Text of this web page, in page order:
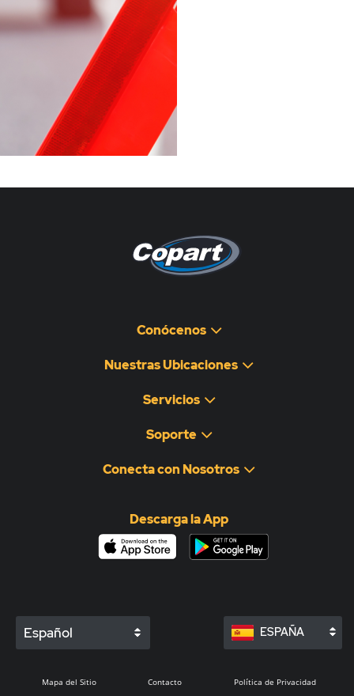
Pagina non disponibile
هذه الصفحة غير متوفرة
Conócenos
Nuestras Ubicaciones
Servicios
Soporte
Conecta con Nosotros
Descarga la App
Español ESPAÑA
Mapa del Sitio Contacto Política de Privacidad